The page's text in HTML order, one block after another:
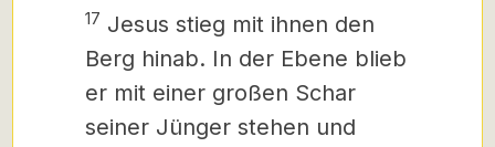
17 Jesus stieg mit ihnen den
Berg hinab. In der Ebene blieb
er mit einer großen Schar
seiner Jünger stehen und